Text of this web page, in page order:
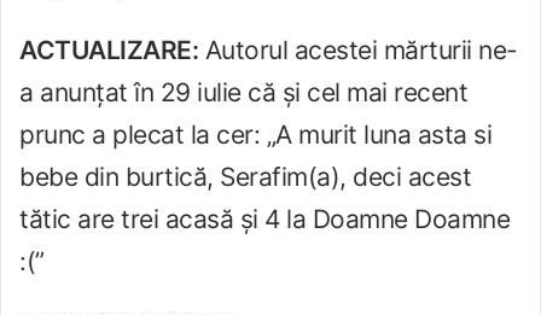
ACTUALIZARE: Autorul acestei mărturii ne-
a anunțat în 29 iulie că și cel mai recent
prunc a plecat la cer: „A murit luna asta si
bebe din burtică, Serafim(a), deci acest
tătic are trei acasă și 4 la Doamne Doamne
:(”